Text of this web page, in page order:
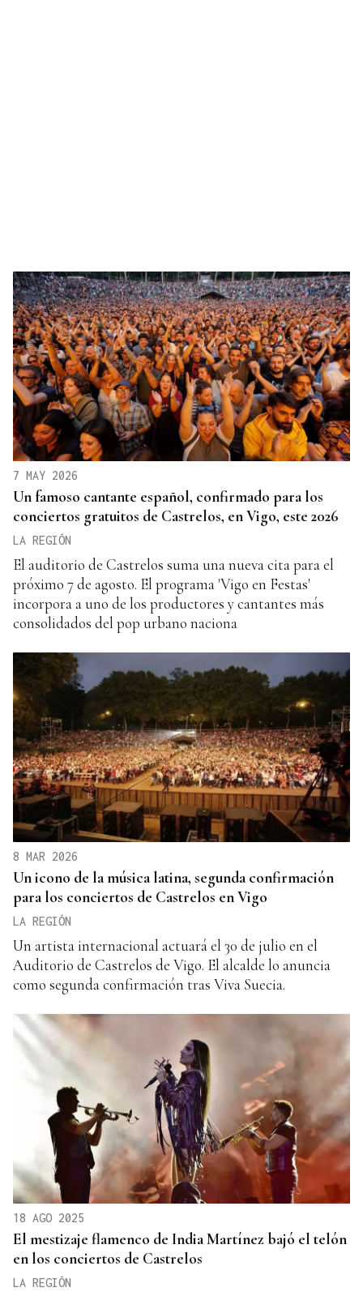
7 MAY 2026
Un famoso cantante español, confirmado para los
conciertos gratuitos de Castrelos, en Vigo, este 2026
LA REGIÓN
El auditorio de Castrelos suma una nueva cita para el
próximo 7 de agosto. El programa 'Vigo en Festas'
incorpora a uno de los productores y cantantes más
consolidados del pop urbano naciona
8 MAR 2026
Un icono de la música latina, segunda confirmación
para los conciertos de Castrelos en Vigo
LA REGIÓN
Un artista internacional actuará el 30 de julio en el
Auditorio de Castrelos de Vigo. El alcalde lo anuncia
como segunda confirmación tras Viva Suecia.
18 AGO 2025
El mestizaje flamenco de India Martínez bajó el telón
en los conciertos de Castrelos
LA REGIÓN